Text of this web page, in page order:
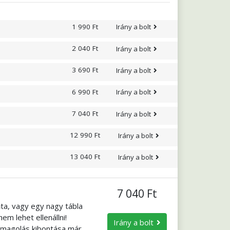
1 990 Ft Irány a bolt
2 040 Ft Irány a bolt
3 690 Ft Irány a bolt
6 990 Ft Irány a bolt
7 040 Ft Irány a bolt
12 990 Ft Irány a bolt
13 040 Ft Irány a bolt
vagy egy nagy tábla
lehet ellenállni!
7 040 Ft
Irány a bolt